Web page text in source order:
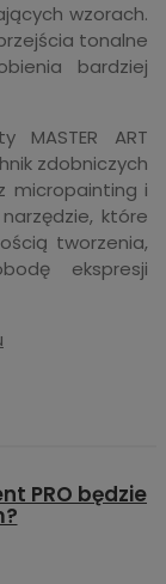
wzorach.
tonalne
bardziej
MASTER ART
zdobniczych
micropainting i
które
tworzenia,
ekspresji
PRO będzie